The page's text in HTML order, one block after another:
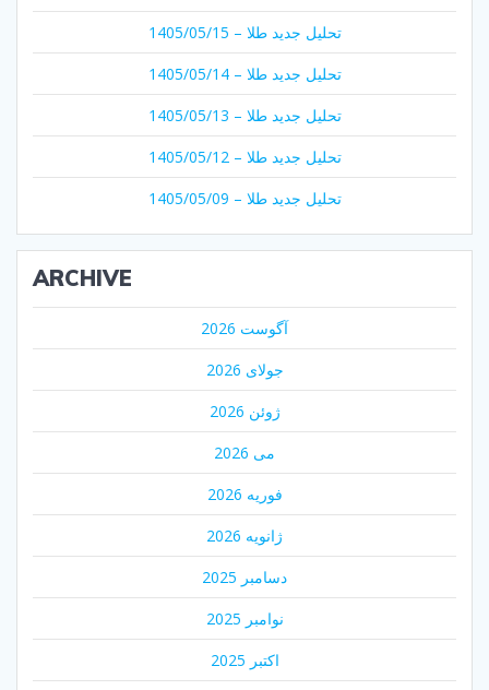
تحلیل جدید طلا – 1405/05/15
تحلیل جدید طلا – 1405/05/14
تحلیل جدید طلا – 1405/05/13
تحلیل جدید طلا – 1405/05/12
تحلیل جدید طلا – 1405/05/09
ARCHIVE
آگوست 2026
جولای 2026
ژوئن 2026
می 2026
فوریه 2026
ژانویه 2026
دسامبر 2025
نوامبر 2025
اکتبر 2025